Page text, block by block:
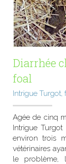
Diarrhée
foal
Intrigue Turgot,
Agée de cinq
Intrigue
environ trois
vétérinaires
le problème,